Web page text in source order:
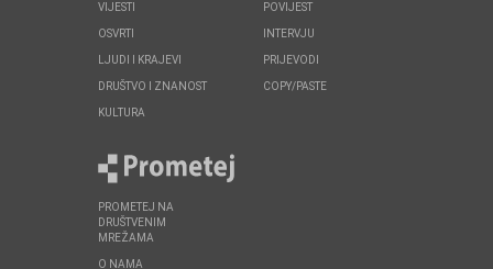
VIJESTI
OSVRTI
LJUDI I KRAJEVI
DRUŠTVO I ZNANOST
KULTURA
POVIJEST
INTERVJU
PRIJEVODI
COPY/PASTE
PROMETEJ NA
DRUŠTVENIM
MREŽAMA
O NAMA